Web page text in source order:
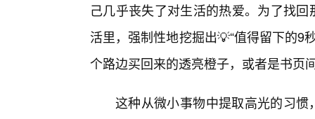
己几乎丧失了对生活的热爱。为了找
活里，强制性地挖掘出💡“值得留下的9
个路边买回来的透亮橙子，或者是书页
这种从微小事物中提取高光的习惯